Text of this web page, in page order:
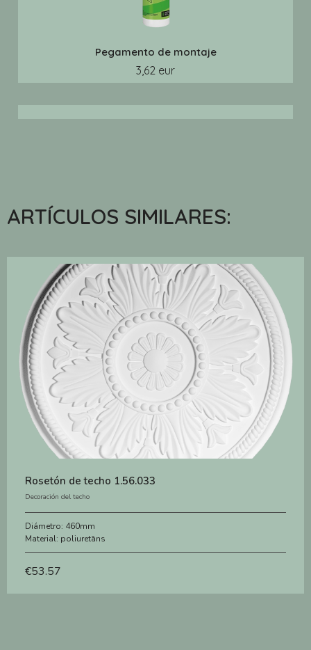
Pegamento de montaje
3,62 eur
ARTÍCULOS SIMILARES:
Rosetón de techo 1.56.033
Decoración del techo
Diámetro: 460mm
Material: poliuretāns
€53.57